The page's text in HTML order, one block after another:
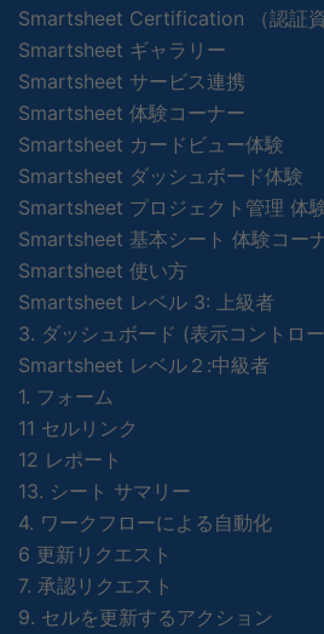
Smartsheet Certification （認証資
Smartsheet ギャラリー
Smartsheet サービス連携
Smartsheet 体験コーナー
Smartsheet カードビュー体験
Smartsheet ダッシュボード体験
Smartsheet プロジェクト管理 体
Smartsheet 基本シート 体験コー
Smartsheet 使い方
Smartsheet レベル 3: 上級者
3. ダッシュボード (表示コントロー
Smartsheet レベル２:中級者
1. フォーム
11 セルリンク
12 レポート
13. シート サマリー
4. ワークフローによる自動化
6 更新リクエスト
7. 承認リクエスト
9. セルを更新するアクション